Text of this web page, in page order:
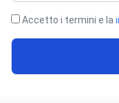
Accetto i termini e la